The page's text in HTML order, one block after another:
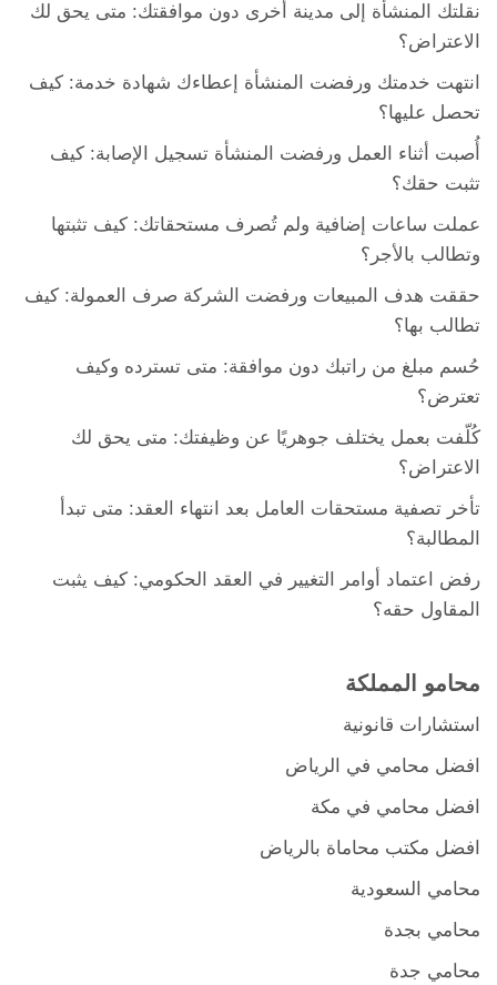
نقلتك المنشأة إلى مدينة أخرى دون موافقتك: متى يحق لك
الاعتراض؟
انتهت خدمتك ورفضت المنشأة إعطاءك شهادة خدمة: كيف
تحصل عليها؟
أُصبت أثناء العمل ورفضت المنشأة تسجيل الإصابة: كيف
تثبت حقك؟
عملت ساعات إضافية ولم تُصرف مستحقاتك: كيف تثبتها
وتطالب بالأجر؟
حققت هدف المبيعات ورفضت الشركة صرف العمولة: كيف
تطالب بها؟
حُسم مبلغ من راتبك دون موافقة: متى تسترده وكيف
تعترض؟
كُلّفت بعمل يختلف جوهريًا عن وظيفتك: متى يحق لك
الاعتراض؟
تأخر تصفية مستحقات العامل بعد انتهاء العقد: متى تبدأ
المطالبة؟
رفض اعتماد أوامر التغيير في العقد الحكومي: كيف يثبت
المقاول حقه؟
محامو المملكة
استشارات قانونية
افضل محامي في الرياض
افضل محامي في مكة
افضل مكتب محاماة بالرياض
محامي السعودية
محامي بجدة
محامي جدة